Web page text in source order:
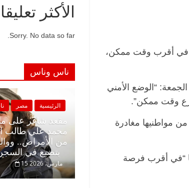
في أقرب وقت ممكن،
“الوضع الأمني
وقت ممكن”.
مواطنيها مغادرة
“في أقرب فرصة
الأكثر تعليقا
Sorry. No data so far.
ناس وناس
بتضيع
الرئيسية
مقعد شاغر على الإفطار وبلكونة بلا زينة
رمضان.. د. عبدالخالق فاروق خبير
اقتصادي في انتظار حلم الحرية ولمة
22 فبراير، 2026